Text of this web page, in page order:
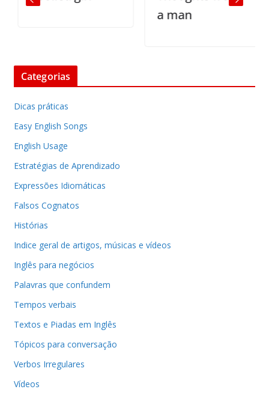
a man
Categorias
Dicas práticas
Easy English Songs
English Usage
Estratégias de Aprendizado
Expressões Idiomáticas
Falsos Cognatos
Histórias
Indice geral de artigos, músicas e vídeos
Inglês para negócios
Palavras que confundem
Tempos verbais
Textos e Piadas em Inglês
Tópicos para conversação
Verbos Irregulares
Vídeos